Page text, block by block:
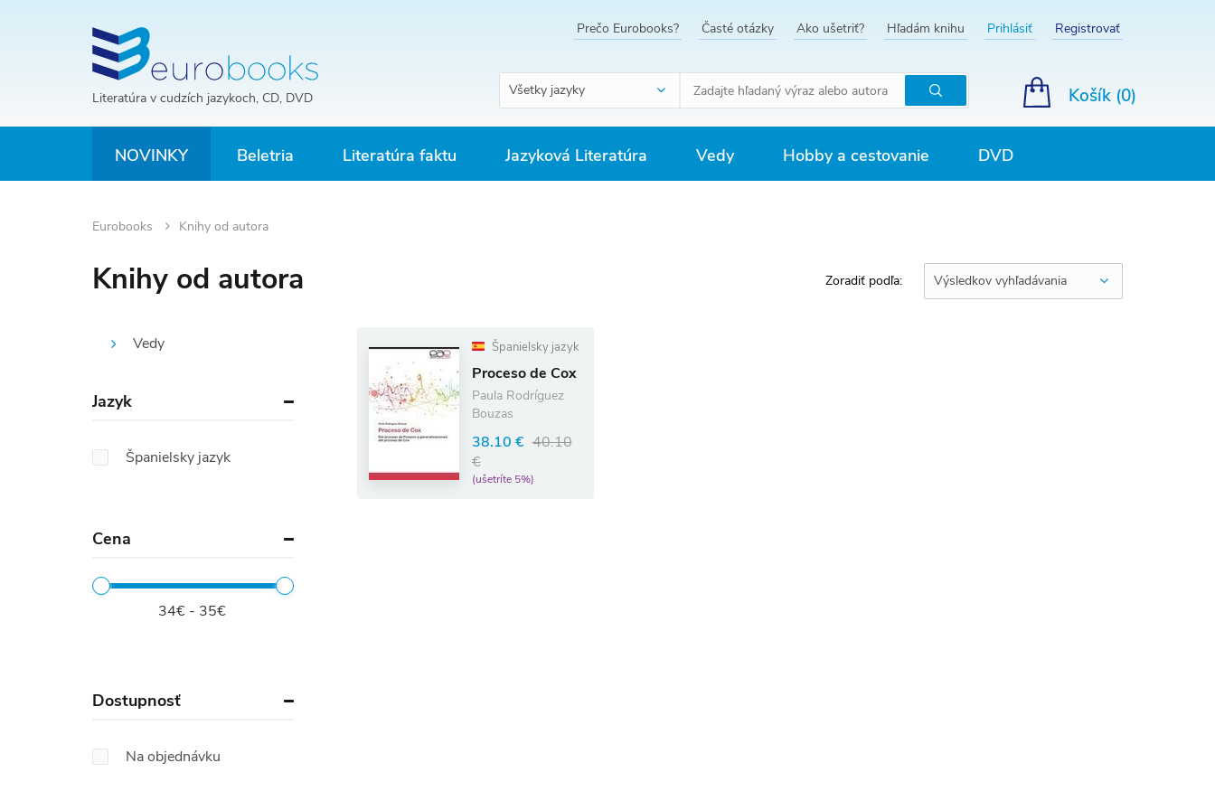
Literatúra v cudzích jazykoch, CD, DVD
Prečo Eurobooks? Časté otázky Ako ušetriť? Hľadám knihu Prihlásiť Registrovať
Všetky jazyky
Hľadať
Košík (0)
NOVINKY Beletria Literatúra faktu Jazyková Literatúra Vedy Hobby a cestovanie DVD
Eurobooks Knihy od autora
Knihy od autora Zoradiť podľa: Výsledkov vyhľadávania
Vedy
Jazyk
Španielsky jazyk
Cena
34€ - 35€
Dostupnosť
Na objednávku
Španielsky jazyk
Proceso de Cox
Paula Rodríguez
Bouzas
38.10 € 40.10
€
(ušetríte 5%)